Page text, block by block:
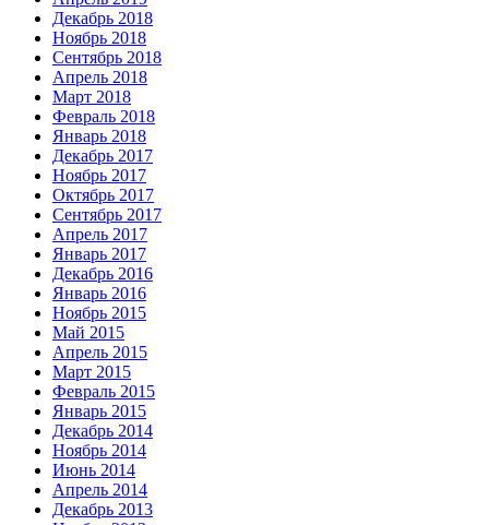
Декабрь 2018
Ноябрь 2018
Сентябрь 2018
Апрель 2018
Март 2018
Февраль 2018
Январь 2018
Декабрь 2017
Ноябрь 2017
Октябрь 2017
Сентябрь 2017
Апрель 2017
Январь 2017
Декабрь 2016
Январь 2016
Ноябрь 2015
Май 2015
Апрель 2015
Март 2015
Февраль 2015
Январь 2015
Декабрь 2014
Ноябрь 2014
Июнь 2014
Апрель 2014
Декабрь 2013